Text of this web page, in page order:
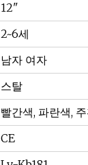
12"
2~6세
남자 여자
스탈
빨간색, 파란색,
CE